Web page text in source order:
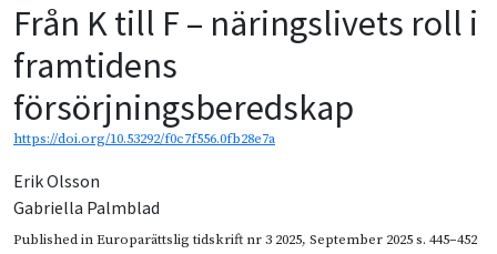
Från K till F – näringslivets roll i
framtidens
försörjningsberedskap
https://doi.org/10.53292/f0c7f556.0fb28e7a
Erik Olsson
Gabriella Palmblad
Published inEuroparättslig tidskrift nr 3 2025, September 2025s. 445–452